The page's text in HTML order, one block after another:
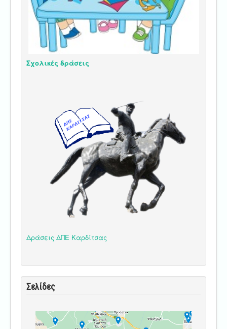
Σχολικές δράσεις
Δράσεις ΔΠΕ Καρδίτσας
Σελίδες